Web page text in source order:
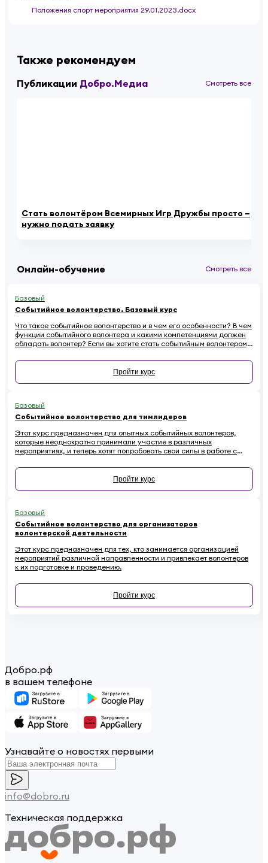
Положения спорт мероприятия 29.01.2023.docx
Также рекомендуем
Публикации Добро.Медиа Смотреть все
Стать волонтёром Всемирных Игр Дружбы просто –
нужно подать заявку
Онлайн-обучение Смотреть все
Базовый
Событийное волонтерство. Базовый курс
Что такое событийное волонтерство и в чем его особенности? В чем
функции событийного волонтера и какими компетенциями должен
обладать волонтер? Если вы хотите стать событийным волонтером,
Пройти курс
Базовый
Событийное волонтерство для тимлидеров
Этот курс предназначен для опытных событийных волонтеров,
которые неоднократно принимали участие в различных
мероприятиях, и теперь хотят попробовать свои силы в работе с
Пройти курс
Базовый
Событийное волонтерство для организаторов
волонтерской деятельности
Этот курс предназначен для тех, кто занимается организацией
мероприятий различной направленности и привлекает волонтеров
к их подготовке и проведению.
Пройти курс
Добро.рф
в вашем телефоне
Узнавайте о новостях первыми
info@dobro.ru
Техническая поддержка